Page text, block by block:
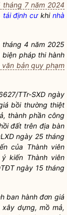
7 năm 2024
tái định cưkhinhà
tháng 4 năm 2025
pháp thi hành
văn bản quy phạm
TTr-SXD ngày
bồi thường thiệt
thành phần công
đất trênđịa bàn
ngày 25 tháng
của Thành viên
kiến Thành viên
ngày 15 tháng
ban hành đơn giá
dựng, mồ mả,